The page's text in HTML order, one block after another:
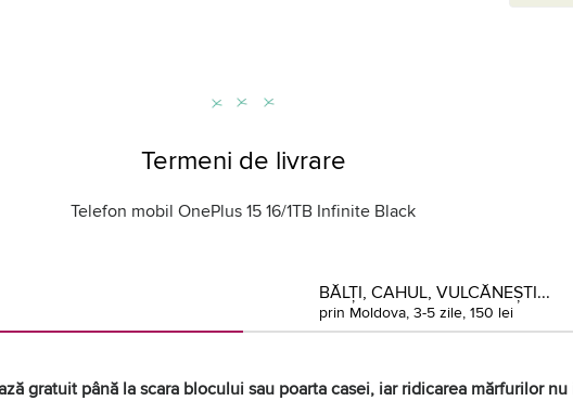
Termeni de livrare
Telefon mobil OnePlus 15 16/1TB Infinite Black
BĂLȚI, CAHUL, VULCĂNEȘTI...
prin Moldova, 3-5 zile, 150 lei
gratuit până la scara blocului sau poarta casei, iar ridicarea mărfurilor nu